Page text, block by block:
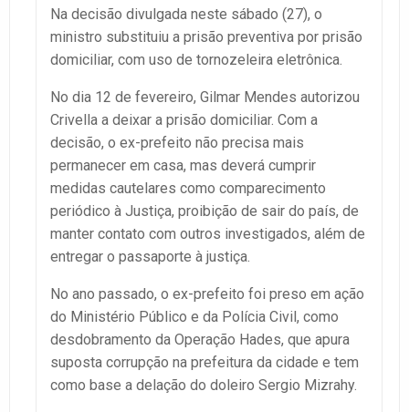
Na decisão divulgada neste sábado (27), o
ministro substituiu a prisão preventiva por prisão
domiciliar, com uso de tornozeleira eletrônica.
No dia 12 de fevereiro, Gilmar Mendes autorizou
Crivella a deixar a prisão domiciliar. Com a
decisão, o ex-prefeito não precisa mais
permanecer em casa, mas deverá cumprir
medidas cautelares como comparecimento
periódico à Justiça, proibição de sair do país, de
manter contato com outros investigados, além de
entregar o passaporte à justiça.
No ano passado, o ex-prefeito foi preso em ação
do Ministério Público e da Polícia Civil, como
desdobramento da Operação Hades, que apura
suposta corrupção na prefeitura da cidade e tem
como base a delação do doleiro Sergio Mizrahy.